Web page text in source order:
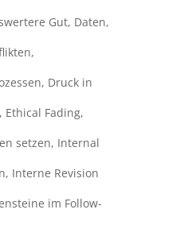
Gut, Daten,
,
, Druck in
, Ethical Fading,
setzen, Internal
, Interne Revision
im Follow-